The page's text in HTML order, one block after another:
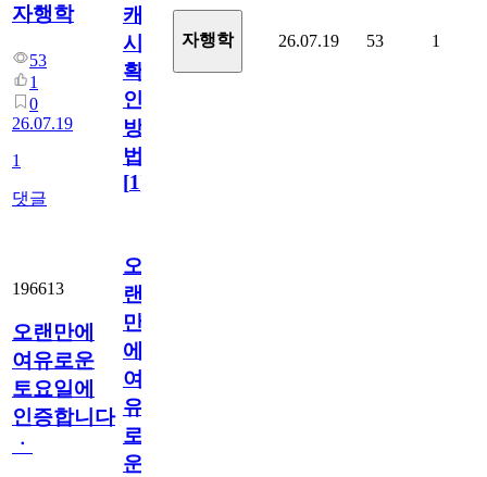
자행학
53
1
0
26.07.19
1
댓글
캐
시
확
인
방
법
[1]
자행학 26.07.19 53 1
196613
오랜만에
여유로운
토요일에
인증합니다
ㆍ
오
랜
만
에
여
유
로
운